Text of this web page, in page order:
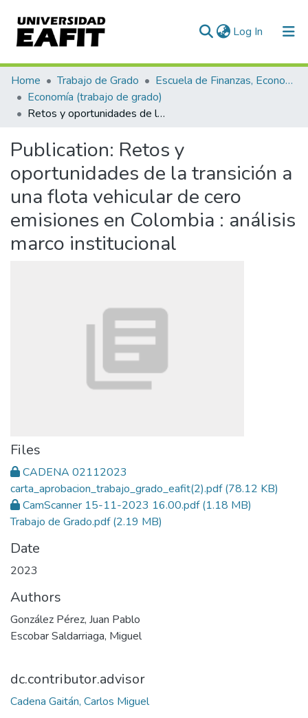
Log In (current)
Communities & Collections
All of DSpace
Home Trabajo de Grado
Escuela de Finanzas, Economía y Gobierno
Economía (trabajo de grado)
Retos y oportunidades de la transición a una flota vehicular de cero emisiones en Colombia : análisis marco institucional
Publication: Retos y
oportunidades de la transición a
una flota vehicular de cero
emisiones en Colombia : análisis
marco institucional
Files
CADENA 02112023
carta_aprobacion_trabajo_grado_eafit(2).pdf(78.12 KB)
CamScanner 15-11-2023 16.00.pdf(1.18 MB)
Trabajo de Grado.pdf(2.19 MB)
Date
2023
Authors
González Pérez, Juan Pablo
Escobar Saldarriaga, Miguel
dc.contributor.advisor
Cadena Gaitán, Carlos Miguel